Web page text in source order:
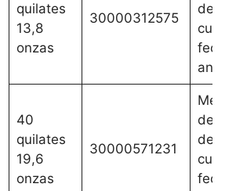
quilates
13,8
onzas
30000312575
de
fecha
40
quilates
19,6
onzas
30000571231
del 2
de
fecha